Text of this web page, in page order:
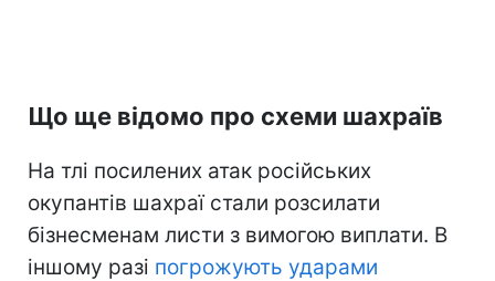
Що ще відомо про схеми шахраїв
На тлі посилених атак російських
окупантів шахраї стали розсилати
бізнесменам листи з вимогою виплати. В
іншому разі погрожують ударами